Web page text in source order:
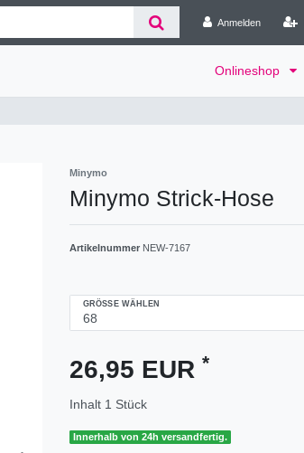
Anmelden
Onlineshop
Minymo
Minymo Strick-Hose
Artikelnummer NEW-7167
GRÖSSE WÄHLEN
26,95 EUR *
Inhalt 1 Stück
Innerhalb von 24h versandfertig.